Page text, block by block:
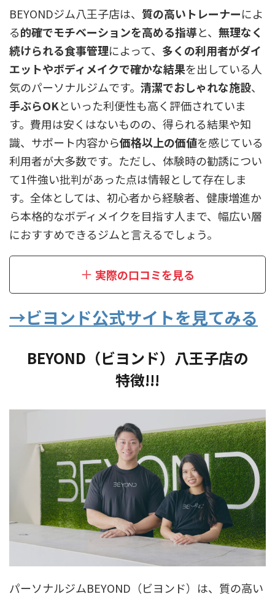
BEYONDジム八王子店は、 質の高いトレーナーによ
る的確でモチベーションを高める指導と、 無理なく
続けられる食事管理によって、 多くの利用者がダイ
エットやボディメイクで確かな結果を出している人
気のパーソナルジムです。 清潔でおしゃれな施設、
手ぶらOKといった利便性も高く評価されていま
す。費用は安くはないものの、得られる結果や知
識、サポート内容から価格以上の価値を感じている
利用者が大多数です。ただし、体験時の勧誘につい
て1件強い批判があった点は情報として存在しま
す。全体としては、初心者から経験者、健康増進か
ら本格的なボディメイクを目指す人まで、幅広い層
におすすめできるジムと言えるでしょう。
実際の口コミを見る
→ビヨンド公式サイトを見てみる
BEYOND（ビヨンド）八王子店の
特徴!!!
パーソナルジムBEYOND（ビヨンド）は、質の高い